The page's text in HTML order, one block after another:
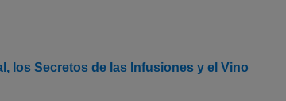
los Secretos de las Infusiones y el Vino